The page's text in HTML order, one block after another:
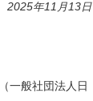
2025年11月13日
一般社団法人日